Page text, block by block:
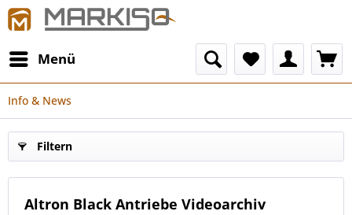
Menü
Info & News
Filtern
Altron Black Antriebe Videoarchiv